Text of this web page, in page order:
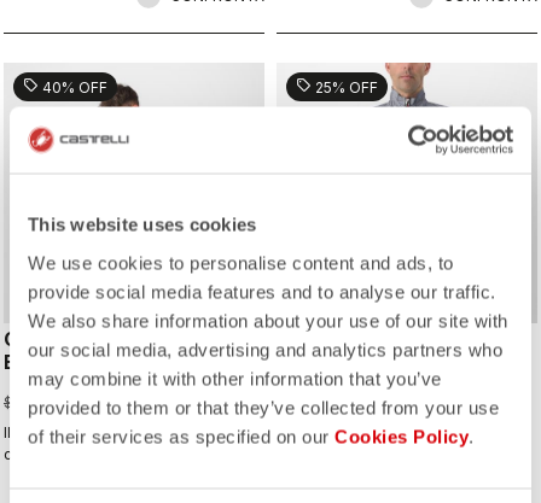
This website uses cookies
We use cookies to personalise content and ads, to
provide social media features and to analyse our traffic.
We also share information about your use of our site with
our social media, advertising and analytics partners who
may combine it with other information that you’ve
provided to them or that they’ve collected from your use
of their services as specified on our Cookies Policy.
sell 40% OFF
COMPETIZIONE 2
BIBSHORT
$199.95 $119.97
Il pantaloncino ideale per i ciclisti
che pedalano con l'orgoglio
sell 25% OFF
TEMPESTA LITE JACKET
$559.00 $419.25
La giacca impermeabile e